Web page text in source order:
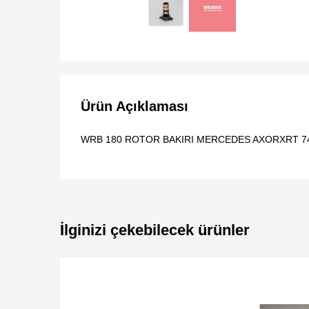
Ürün Açıklaması
WRB 180 ROTOR BAKIRI MERCEDES AXORXRT
İlginizi çekebilecek ürünler